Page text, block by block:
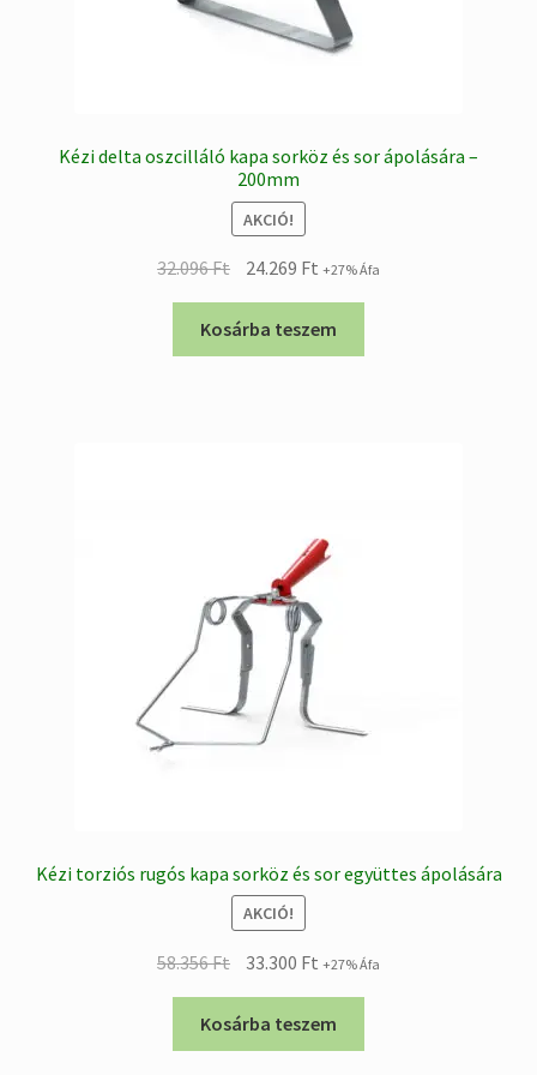
Kézi delta oszcilláló kapa sorköz és sor ápolására –
200mm
AKCIÓ!
32.096Ft
Original
price
was:
32.096 Ft.
24.269 FtCurrent
price
is:
24.269 Ft.
+27% Áfa
Kosárba teszem
Kézi torziós rugós kapa sorköz és sor együttes ápolására
AKCIÓ!
58.356Ft
Original
was:
58.356 Ft.
33.300 FtCurrent
is:
33.300 Ft.
+27% Áfa
Kosárba teszem